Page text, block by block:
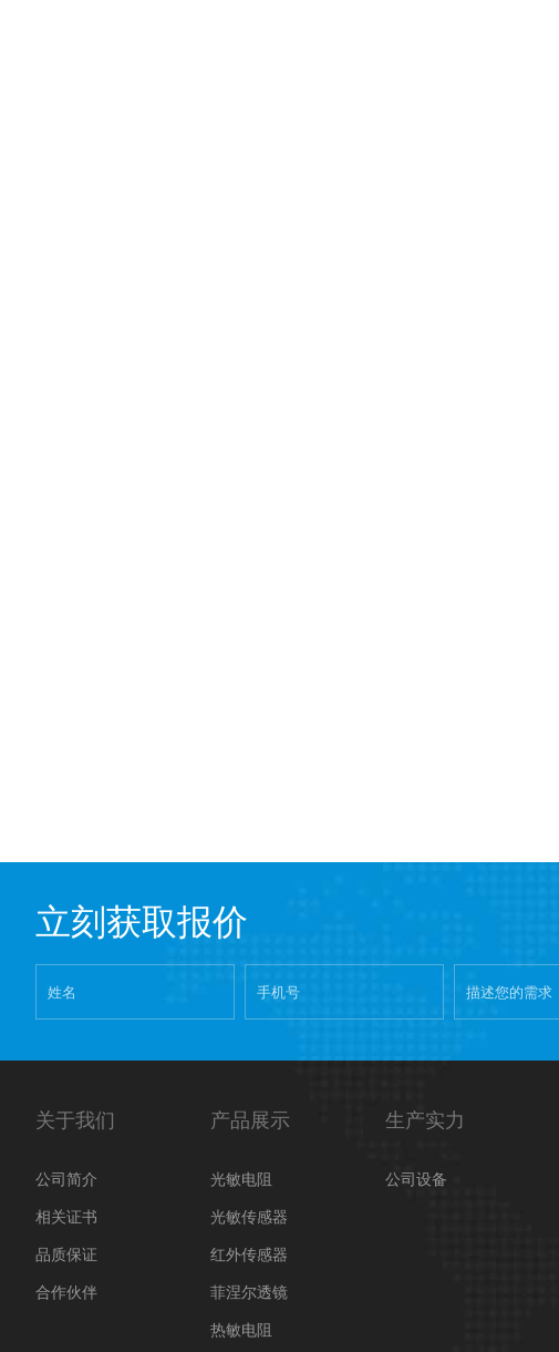
立刻获取报价
关于我们
公司简介
相关证书
品质保证
合作伙伴
产品展示
光敏电阻
光敏传感器
红外传感器
菲涅尔透镜
热敏电阻
生产实力
公司设备